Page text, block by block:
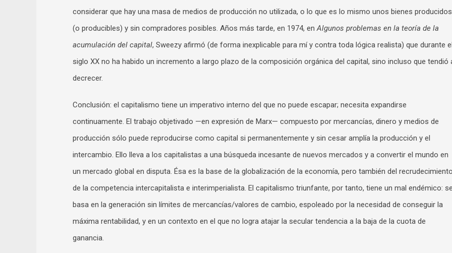
considerar que hay una masa de medios de producción no utilizada, o lo que es lo mismo unos bienes producidos
(o producibles) y sin compradores posibles. Años más tarde, en 1974, en Algunos problemas en la teoría de la
acumulación del capital, Sweezy afirmó (de forma inexplicable para mí y contra toda lógica realista) que durante
siglo XX no ha habido un incremento a largo plazo de la composición orgánica del capital, sino incluso que tendió
decrecer.
Conclusión: el capitalismo tiene un imperativo interno del que no puede escapar; necesita expandirse
continuamente. El trabajo objetivado —en expresión de Marx— compuesto por mercancías, dinero y medios de
producción sólo puede reproducirse como capital si permanentemente y sin cesar amplía la producción y el
intercambio. Ello lleva a los capitalistas a una búsqueda incesante de nuevos mercados y a convertir el mundo en
un mercado global en disputa. Ésa es la base de la globalización de la economía, pero también del
de la competencia intercapitalista e interimperialista. El capitalismo triunfante, por tanto, tiene un mal endémico:
basa en la generación sin límites de mercancías/valores de cambio, espoleado por la necesidad de conseguir la
máxima rentabilidad, y en un contexto en el que no logra atajar la secular tendencia a la baja de la cuota de
ganancia.